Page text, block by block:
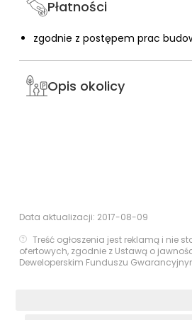
Płatności
zgodnie z postępem prac
Opis okolicy
Data aktualizacji: 2017-08-09
Treść ogłoszenia jest reklamą i nie
ofertowych, zgodnie z Ustawą o
Deweloperskim Funduszu